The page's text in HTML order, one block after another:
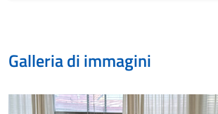
Galleria di immagini